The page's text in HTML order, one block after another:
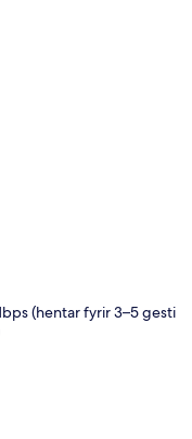
(hentar fyrir 3–5 gesti